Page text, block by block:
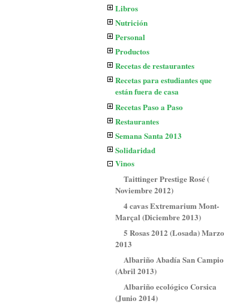
Libros
Nutrición
Personal
Productos
Recetas de restaurantes
Recetas para estudiantes que
están fuera de casa
Recetas Paso a Paso
Restaurantes
Semana Santa 2013
Solidaridad
Vinos
Taittinger Prestige Rosé (
Noviembre 2012)
4 cavas Extremarium Mont-
Marçal (Diciembre 2013)
5 Rosas 2012 (Losada) Marzo
2013
Albariño Abadía San Campio
(Abril 2013)
Albariño ecológico Corsica
(Junio 2014)